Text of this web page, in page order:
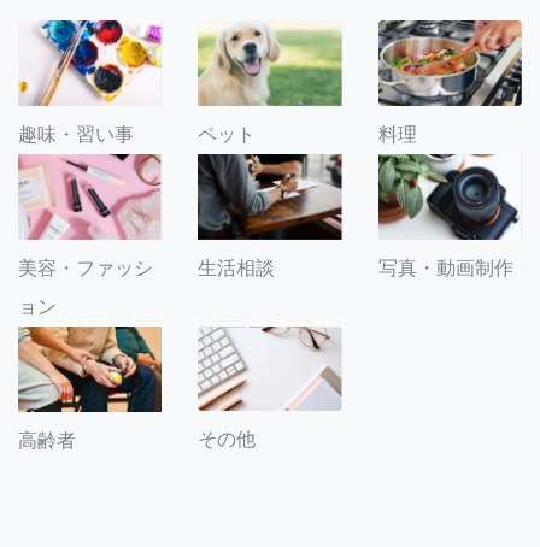
趣味・習い事 ペット 料理
美容・ファッシ
ョン
生活相談 写真・動画制作
高齢者 その他